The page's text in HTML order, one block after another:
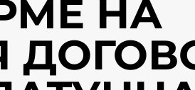
НА